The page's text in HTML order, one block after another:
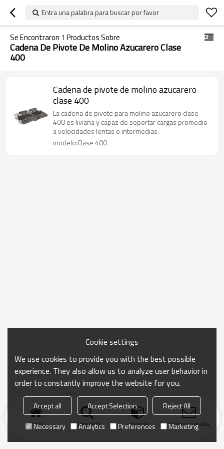
Entra una palabra para buscar por favor
Se Encontraron 1 Productos Sobre
Cadena De Pivote De Molino Azucarero Clase
400
Cadena de pivote de molino azucarero
clase 400
La cadena de pivote para molino azucarero clase
400 es liviana y capaz de soportar cargas promedio
a velocidades lentas o intermedias.
modelo:Clase 400
Inicio búsqueda categoría Enviar consulta
Cookie settings
We use cookies to provide you with the best possible
experience. They also allow us to analyze user behavior in
order to constantly improve the website for you.
Accept all Accept Selection
Reject All
Necessary
Analytics Preferences Marketing